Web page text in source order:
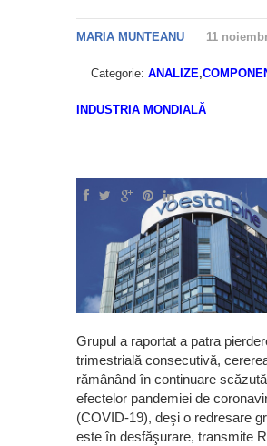
MARIA MUNTEANU 11
Categorie: ANALIZE,
INDUSTRIA MONDIALĂ
Grupul a raportat a patra
trimestrială consecutivă,
rămânând în continuare
efectelor pandemiei de
(COVID-19), deşi o redresare
este în desfăşurare, transmite